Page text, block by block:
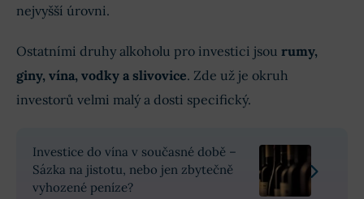
nejvyšší úrovni.
Ostatními druhy alkoholu pro investici jsou rumy,
giny, vína, vodky a slivovice. Zde už je okruh
investorů velmi malý a dosti specifický.
Investice do vína v současné době –
Sázka na jistotu, nebo jen zbytečně
vyhozené peníze?